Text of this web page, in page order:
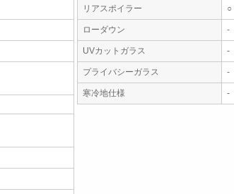
リアスポイラー ○
ローダウン -
UVカットガラス -
プライバシーガラス -
寒冷地仕様 -